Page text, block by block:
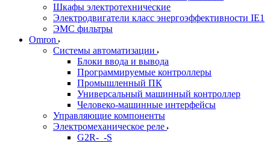
Шкафы электротехнические
Электродвигатели класс энергоэффективности IE1
ЭМС фильтры
Omron
Системы автоматизации
Блоки ввода и вывода
Программируемые контроллеры
Промышленный ПК
Универсальный машинный контроллер
Человеко-машинные интерфейсы
Управляющие компоненты
Электромеханическое реле
G2R-_-S